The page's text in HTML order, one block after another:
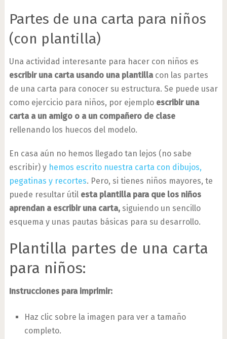
Partes de una carta para niños
(con plantilla)
Una actividad interesante para hacer con niños es
escribir una carta usando una plantillacon las partes
de una carta para conocer su estructura. Se puede usar
como ejercicio para niños, por ejemplo escribir una
carta a un amigo o a un compañero de clase
rellenando los huecos del modelo.
En casa aún no hemos llegado tan lejos (no sabe
escribir) y hemos escrito nuestra carta con dibujos,
pegatinas y recortes. Pero, si tienes niños mayores, te
puede resultar útil esta plantilla para que los niños
aprendan a escribir una carta,siguiendo un sencillo
esquema y unas pautas básicas para su desarrollo.
Plantilla partes de una carta
para niños:
Instrucciones para imprimir:
Haz clic sobre la imagen para ver a tamaño
completo.